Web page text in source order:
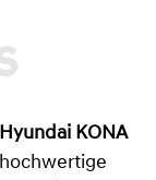
Hyundai KONA